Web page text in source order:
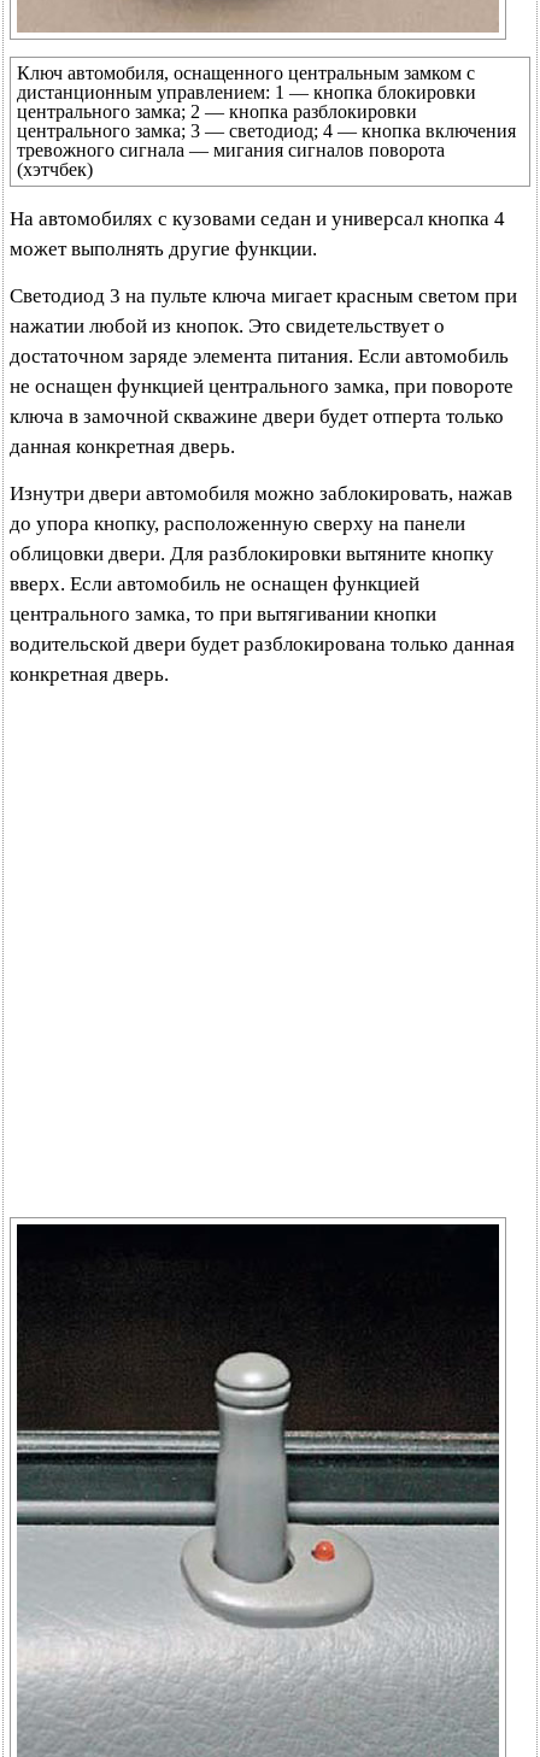
Ключ автомобиля, оснащенного центральным замком с
дистанционным управлением: 1 — кнопка блокировки
центрального замка; 2 — кнопка разблокировки
центрального замка; 3 — светодиод; 4 — кнопка включения
тревожного сигнала — мигания сигналов поворота
(хэтчбек)
На автомобилях с кузовами седан и универсал кнопка 4
может выполнять другие функции.
Светодиод 3 на пульте ключа мигает красным светом при
нажатии любой из кнопок. Это свидетельствует о
достаточном заряде элемента питания. Если автомобиль
не оснащен функцией центрального замка, при повороте
ключа в замочной скважине двери будет отперта только
данная конкретная дверь.
Изнутри двери автомобиля можно заблокировать, нажав
до упора кнопку, расположенную сверху на панели
облицовки двери. Для разблокировки вытяните кнопку
вверх. Если автомобиль не оснащен функцией
центрального замка, то при вытягивании кнопки
водительской двери будет разблокирована только данная
конкретная дверь.